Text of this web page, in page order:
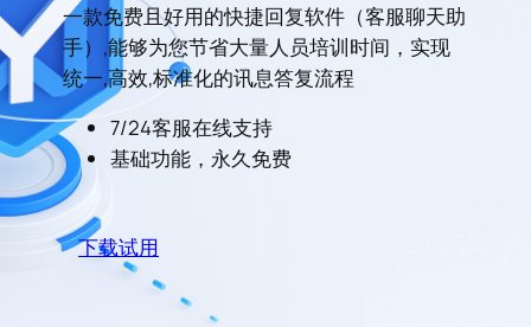
一款免费且好用的快捷回复软件（客服聊天助
手）,能够为您节省大量人员培训时间，实现
统一,高效,标准化的讯息答复流程
7/24客服在线支持
基础功能，永久免费
下载试用